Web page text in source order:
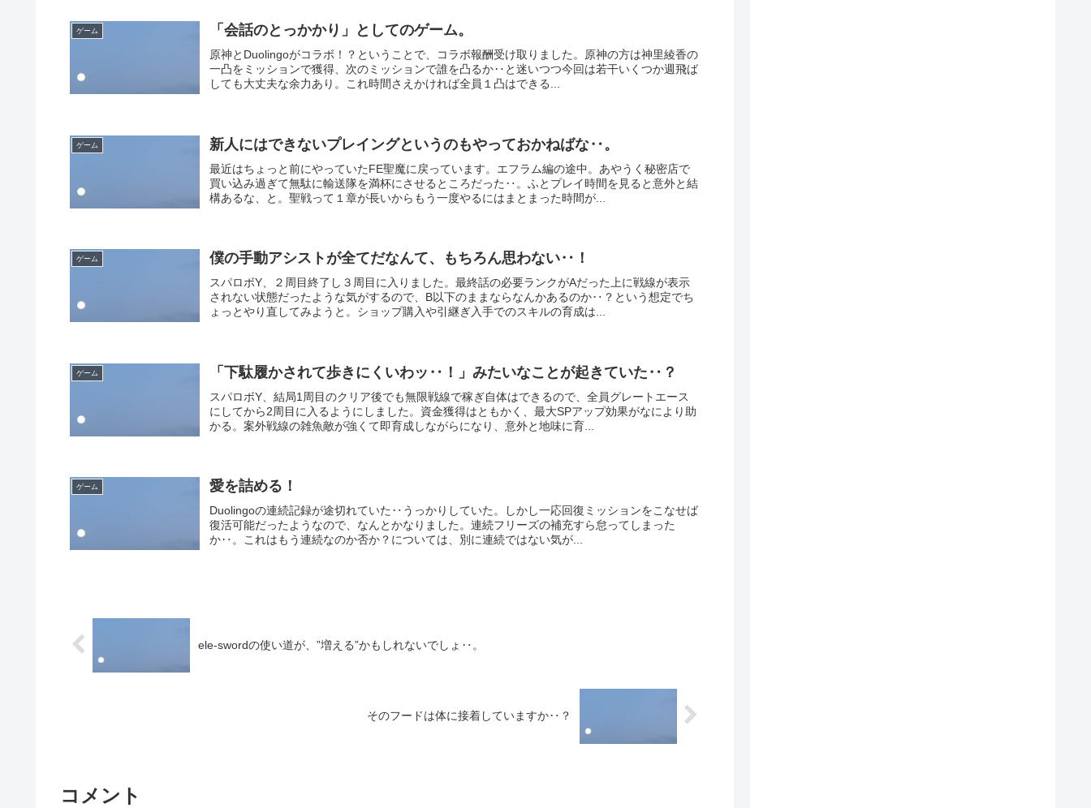
ゲーム 「会話のとっかかり」としてのゲーム。
原神とDuolingoがコラボ！？ということで、コラボ報酬受け取りました。原神の方は神里綾香の
一凸をミッションで獲得、次のミッションで誰を凸るか‥と迷いつつ今回は若干いくつか週飛ば
しても大丈夫な余力あり。これ時間さえかければ全員１凸はできる...
ゲーム 新人にはできないプレイングというのもやっておかねばな‥。
最近はちょっと前にやっていたFE聖魔に戻っています。エフラム編の途中。あやうく秘密店で
買い込み過ぎて無駄に輸送隊を満杯にさせるところだった‥。ふとプレイ時間を見ると意外と結
構あるな、と。聖戦って１章が長いからもう一度やるにはまとまった時間が...
ゲーム 僕の手動アシストが全てだなんて、もちろん思わない‥！
スパロボY、２周目終了し３周目に入りました。最終話の必要ランクがAだった上に戦線が表示
されない状態だったような気がするので、B以下のままならなんかあるのか‥？という想定でち
ょっとやり直してみようと。ショップ購入や引継ぎ入手でのスキルの育成は...
ゲーム 「下駄履かされて歩きにくいわッ‥！」みたいなことが起きていた‥？
スパロボY、結局1周目のクリア後でも無限戦線で稼ぎ自体はできるので、全員グレートエース
にしてから2周目に入るようにしました。資金獲得はともかく、最大SPアップ効果がなにより助
かる。案外戦線の雑魚敵が強くて即育成しながらになり、意外と地味に育...
ゲーム 愛を詰める！
Duolingoの連続記録が途切れていた‥うっかりしていた。しかし一応回復ミッションをこなせば
復活可能だったようなので、なんとかなりました。連続フリーズの補充すら怠ってしまった
か‥。これはもう連続なのか否か？については、別に連続ではない気が...
ele-swordの使い道が、”増える”かもしれないでしょ‥。
そのフードは体に接着していますか‥？
コメント